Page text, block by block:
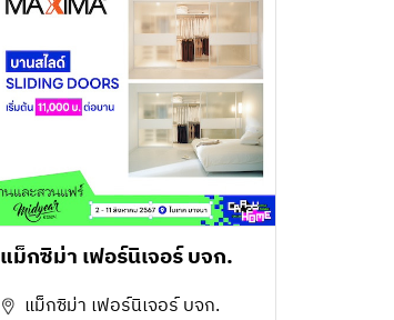
แม็กซิม่า เฟอร์นิเจอร์ บจก.
แม็กซิม่า เฟอร์นิเจอร์ บจก.